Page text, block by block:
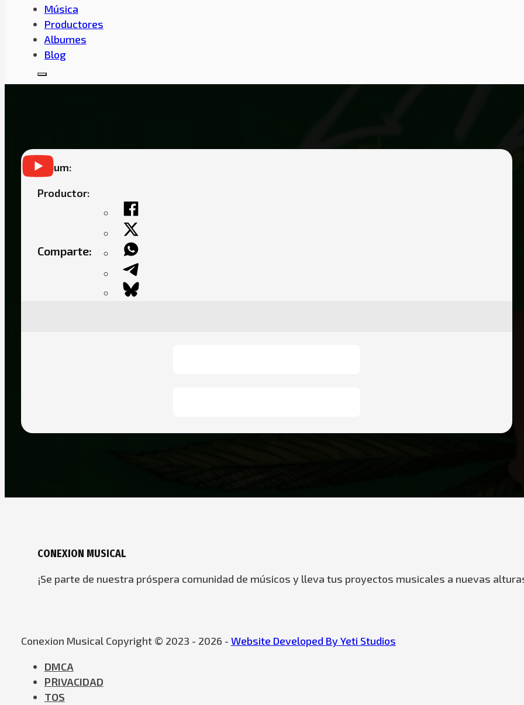
Música
Productores
Albumes
Blog
Album:
Productor:
Comparte:
CONEXION MUSICAL
¡Se parte de nuestra próspera comunidad de músicos y lleva tus proyectos musicales a nuevas
Conexion Musical Copyright © 2023 - 2026 - Website Developed By Yeti Studios
DMCA
PRIVACIDAD
TOS